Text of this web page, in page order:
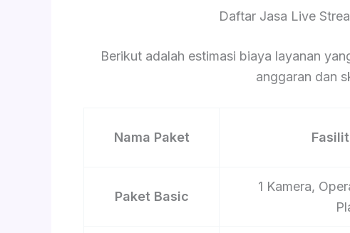
Daftar Jasa Live
Berikut adalah estimasi biaya layanan
anggaran dan
Nama Paket
Paket Basic
1 Kamera,